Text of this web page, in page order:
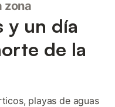
zona
y un día
de la
playas de aguas